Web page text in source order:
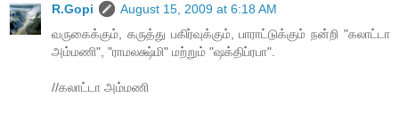
R.Gopi
August 15, 2009 at 6:18 AM
வருகைக்கும், கருத்து பகிர்வுக்கும், பாராட்டுக்கும் நன்றி "கலாட்டா
அம்மணி", "ராமலக்ஷ்மி" மற்றும் "ஷக்திப்ரபா".
//க‌லாட்டா அம்ம‌ணி